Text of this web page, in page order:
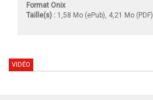
Format Onix
Taille(s) : 1,58 Mo (ePub), 4,21 Mo (PDF)
VIDÉO